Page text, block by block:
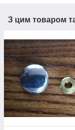
З цим товаром